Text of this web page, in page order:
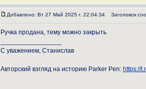
Добавлено: Вт 27 Май 2025 г. 22:04:34 Заголовок
Ручка продана, тему можно закрыть
С уважением, Станислав
Авторский взгляд на историю Parker Pen: https://